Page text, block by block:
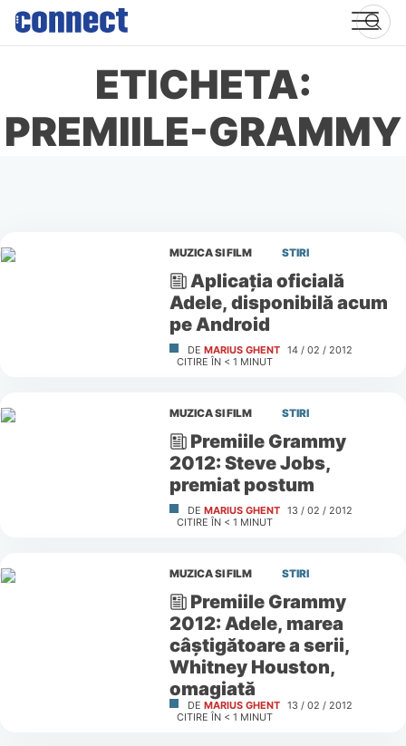
Skip
content
ETICHETA:
PREMIILE-GRAMMY
MUZICA SI FILM STIRI
Aplicaţia oficială
Adele, disponibilă acum
pe Android
DE MARIUS GHENT 14 / 02 / 2012
CITIRE ÎN < 1 MINUT
MUZICA SI FILM STIRI
Premiile Grammy
2012: Steve Jobs,
premiat postum
DE MARIUS GHENT 13 / 02 / 2012
CITIRE ÎN < 1 MINUT
MUZICA SI FILM STIRI
Premiile Grammy
2012: Adele, marea
câştigătoare a serii,
Whitney Houston,
omagiată
DE MARIUS GHENT 13 / 02 / 2012
CITIRE ÎN < 1 MINUT